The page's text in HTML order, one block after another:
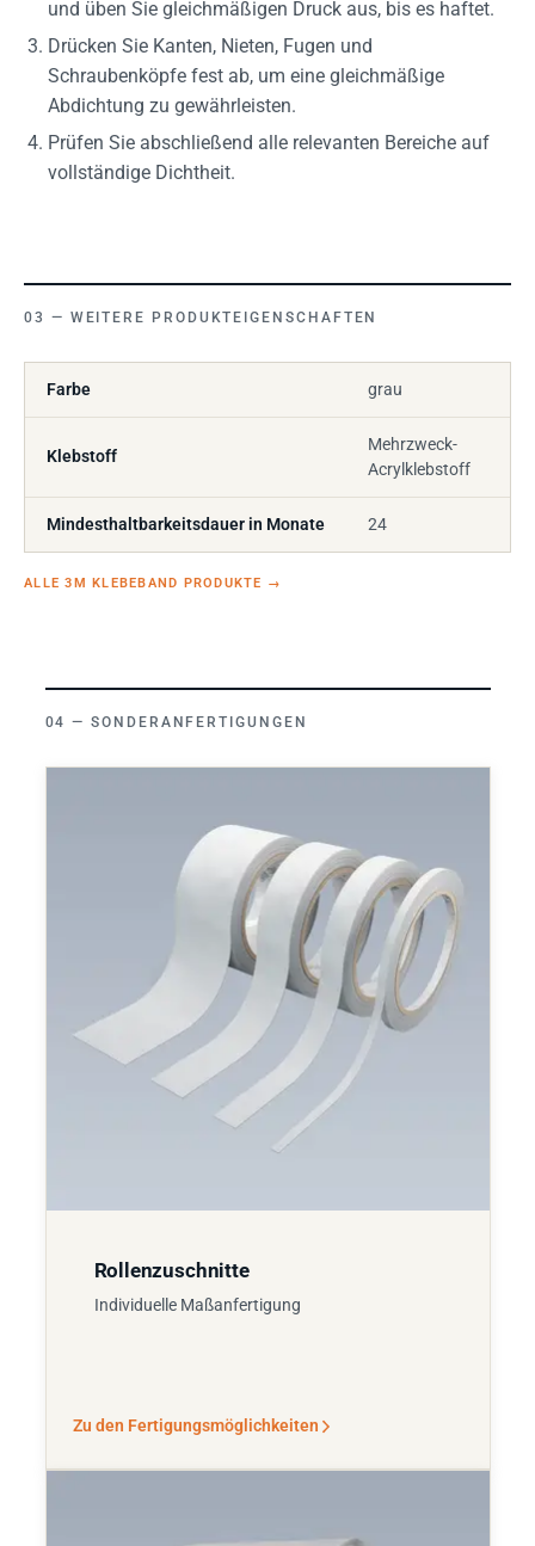
und üben Sie gleichmäßigen Druck aus, bis es haftet.
Drücken Sie Kanten, Nieten, Fugen und
Schraubenköpfe fest ab, um eine gleichmäßige
Abdichtung zu gewährleisten.
Prüfen Sie abschließend alle relevanten Bereiche auf
vollständige Dichtheit.
WEITERE PRODUKTEIGENSCHAFTEN
Farbe grau
Klebstoff
Mehrzweck-
Acrylklebstoff
Mindesthaltbarkeitsdauer in Monate 24
ALLE 3M KLEBEBAND PRODUKTE →
SONDERANFERTIGUNGEN
Rollenzuschnitte
Individuelle Maßanfertigung
Zu den Fertigungsmöglichkeiten